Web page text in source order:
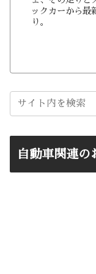
ックカーから最
り。
自動車関連の